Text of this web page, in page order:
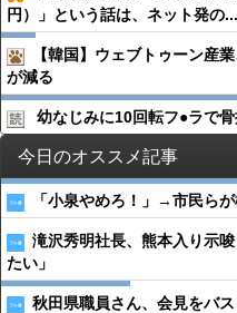
円）」という話は、ネット発の...
【韓国】ウェブトゥーン産
が減る
幼なじみに10回転フ●︎ラで
今日のオススメ記事
「小泉やめろ！」→市民ら
滝沢秀明社長、熊本入り示
たい」
秋田県職員さん、会見をバ